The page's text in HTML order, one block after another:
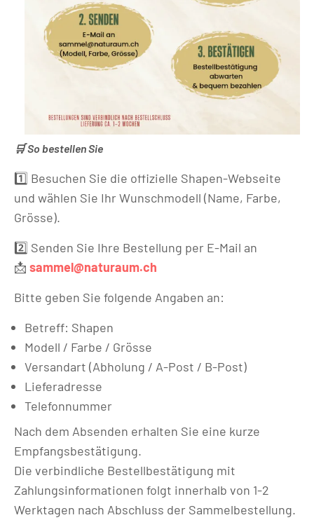
🛒 So bestellen Sie
1️⃣ Besuchen Sie die offizielle Shapen-Webseite
und wählen Sie Ihr Wunschmodell (Name, Farbe,
Grösse).
2️⃣ Senden Sie Ihre Bestellung per E-Mail an
📩 sammel@naturaum.ch
Bitte geben Sie folgende Angaben an:
Betreff: Shapen
Modell / Farbe / Grösse
Versandart (Abholung / A-Post / B-Post)
Lieferadresse
Telefonnummer
Nach dem Absenden erhalten Sie eine kurze
Empfangsbestätigung.
Die verbindliche Bestellbestätigung mit
Zahlungsinformationen folgt innerhalb von 1-2
Werktagen nach Abschluss der Sammelbestellung.